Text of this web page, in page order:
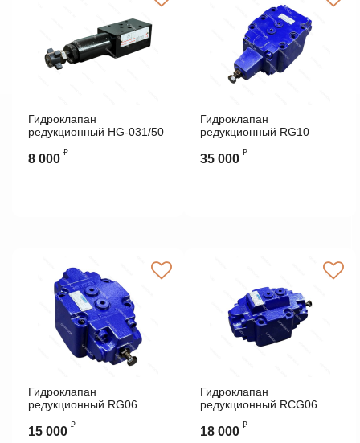
Гидроклапан
редукционный HG-031/50
8 000 ₽
Гидроклапан
редукционный RG10
35 000 ₽
Гидроклапан
редукционный RG06
15 000 ₽
Гидроклапан
редукционный RCG06
18 000 ₽